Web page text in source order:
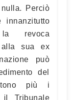
Perciò
innanzitutto
revoca
alla sua ex
può
del
più i
Tribunale